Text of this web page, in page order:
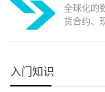
全球化的
货合约、
入门知识